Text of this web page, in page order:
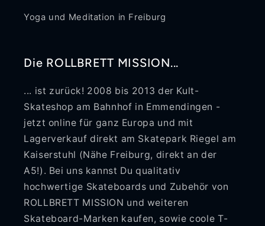
Yoga und Meditation in Freiburg
Die ROLLBRETT MISSION...
... ist zurück! 2008 bis 2013 der Kult-
Skateshop am Bahnhof in Emmendingen -
jetzt online für ganz Europa und mit
Lagerverkauf direkt am Skatepark Riegel am
Kaiserstuhl (Nähe Freiburg, direkt an der
A5!). Bei uns kannst Du qualitativ
hochwertige Skateboards und Zubehör von
ROLLBRETT MISSION und weiteren
Skateboard-Marken kaufen, sowie coole T-